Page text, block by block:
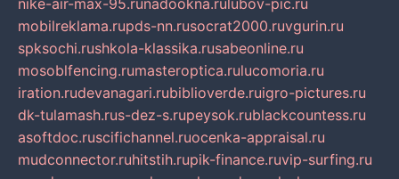
nike-air-max-95.runadookna.rulubov-pic.ru
mobilreklama.rupds-nn.rusocrat2000.ruvgurin.ru
spksochi.rushkola-klassika.rusabeonline.ru
mosoblfencing.rumasteroptica.rulucomoria.ru
iration.rudevanagari.rubiblioverde.ruigro-pictures.ru
dk-tulamash.rus-dez-s.rupeysok.rublackcountess.ru
asoftdoc.ruscifichannel.ruocenka-appraisal.ru
mudconnector.ruhitstih.rupik-finance.ruvip-surfing.ru